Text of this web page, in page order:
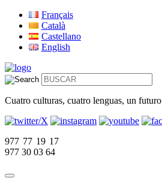
Français
Català
Castellano
English
Cuatro culturas, cuatro lenguas, un futuro
977 77 19 17
977 30 03 64